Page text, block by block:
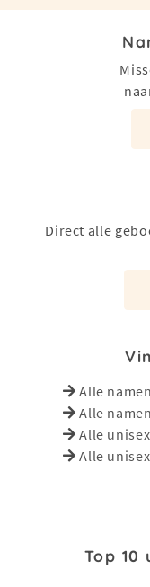
Direct alle
Alle namen
Alle
Alle
Alle
Top 10